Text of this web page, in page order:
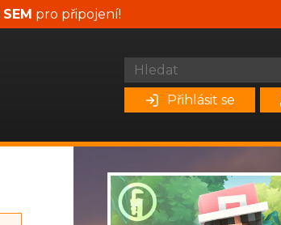
SEM pro připojení!
Přihlásit se